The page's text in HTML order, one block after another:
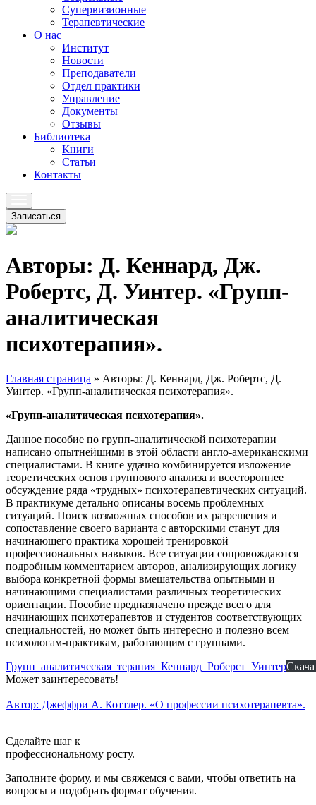
Супервизионные
Терапевтические
О нас
Институт
Новости
Преподаватели
Отдел практики
Управление
Документы
Отзывы
Библиотека
Книги
Статьи
Контакты
Записаться
Авторы: Д. Кеннард, Дж.
Робертс, Д. Уинтер. «Групп-
аналитическая
психотерапия».
Главная страница » Авторы: Д. Кеннард, Дж. Робертс, Д.
Уинтер. «Групп-аналитическая психотерапия».
«Групп-аналитическая психотерапия».
Данное пособие по групп-аналитической психотерапии
написано опытнейшими в этой области англо-американскими
специалистами. В книге удачно комбинируется изложение
теоретических основ группового анализа и всестороннее
обсуждение ряда «трудных» психотерапевтических ситуаций.
В практикуме детально описаны восемь проблемных
ситуаций. Поиск возможных способов их разрешения и
сопоставление своего варианта с авторскими станут для
начинающего практика хорошей тренировкой
профессиональных навыков. Все ситуации сопровождаются
подробным комментарием авторов, анализирующих логику
выбора конкретной формы вмешательства опытными и
начинающими специалистами различных теоретических
ориентации. Пособие предназначено прежде всего для
начинающих психотерапевтов и студентов соответствующих
специальностей, но может быть интересно и полезно всем
психологам-практикам, работающим с группами.
Групп_аналитическая_терапия_Кеннард_Роберст_Уинтер
Может заинтересовать!
Автор: Джеффри А. Коттлер. «О профессии психотерапевта».
Сделайте шаг к
профессиональному росту.
Заполните форму, и мы свяжемся с вами, чтобы ответить на
вопросы и подобрать формат обучения.